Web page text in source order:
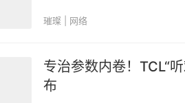
璀璨 | 网络
专治参数内卷！TCL“
布